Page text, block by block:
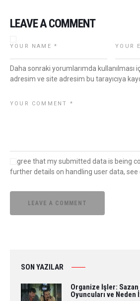
LEAVE A COMMENT
Daha sonraki yorumlarımda kullanılması
adresim ve site adresim bu tarayıcıya
I agree that my submitted data is being
further details on handling user data, see
SON YAZILAR
Organize İşler: Sazan
Oyuncuları ve